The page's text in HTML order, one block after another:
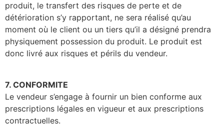
produit, le transfert des risques de perte et de
détérioration s’y rapportant, ne sera réalisé qu’au
moment où le client ou un tiers qu’il a désigné prendra
physiquement possession du produit. Le produit est
donc livré aux risques et périls du vendeur.
7. CONFORMITE
Le vendeur s’engage à fournir un bien conforme aux
prescriptions légales en vigueur et aux prescriptions
contractuelles.